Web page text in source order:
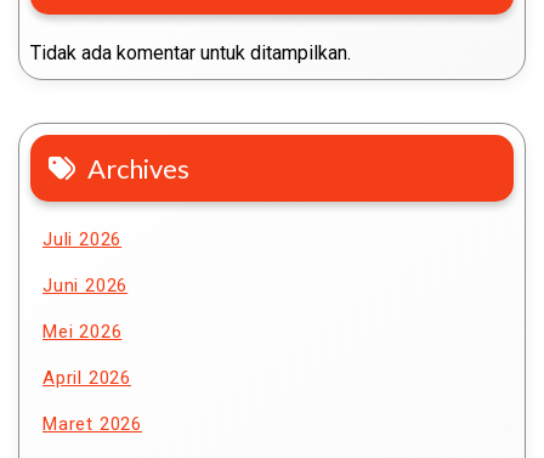
Tidak ada komentar untuk ditampilkan.
Archives
Juli 2026
Juni 2026
Mei 2026
April 2026
Maret 2026